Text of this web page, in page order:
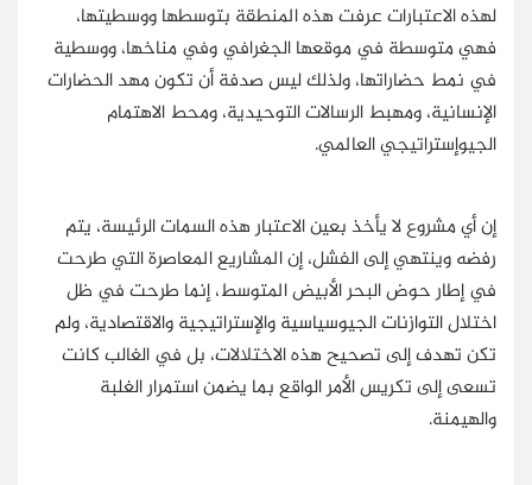
لهذه الاعتبارات عرفت هذه المنطقة بتوسطها ووسطيتها،
فهي متوسطة في موقعها الجغرافي وفي مناخها، ووسطية
في نمط حضاراتها، ولذلك ليس صدفة أن تكون مهد الحضارات
الإنسانية، ومهبط الرسالات التوحيدية، ومحط الاهتمام
الجيوإستراتيجي العالمي.
إن أي مشروع لا يأخذ بعين الاعتبار هذه السمات الرئيسة، يتم
رفضه وينتهي إلى الفشل، إن المشاريع المعاصرة التي طرحت
في إطار حوض البحر الأبيض المتوسط، إنما طرحت في ظل
اختلال التوازنات الجيوسياسية والإستراتيجية والاقتصادية، ولم
تكن تهدف إلى تصحيح هذه الاختلالات، بل في الغالب كانت
تسعى إلى تكريس الأمر الواقع بما يضمن استمرار الغلبة
والهيمنة.